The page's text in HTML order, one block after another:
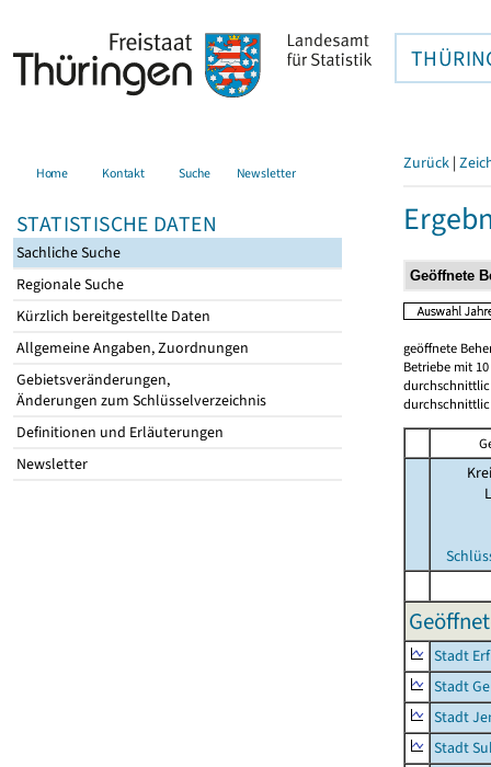
Home Kontakt Suche Newsletter
STATISTISCHE DATEN
Sachliche Suche
Regionale Suche
Kürzlich bereitgestellte Daten
Allgemeine Angaben, Zuordnungen
Gebietsveränderungen,
Änderungen zum Schlüsselverzeichnis
Definitionen und Erläuterungen
Newsletter
Zurück |
geöffnete
Betriebe mit
Stadt
Stadt
Stadt
Stadt